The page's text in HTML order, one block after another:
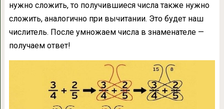
нужно сложить, то получившиеся числа также нужно
сложить, аналогично при вычитании. Это будет наш
числитель. После умножаем числа в знаменателе —
получаем ответ!